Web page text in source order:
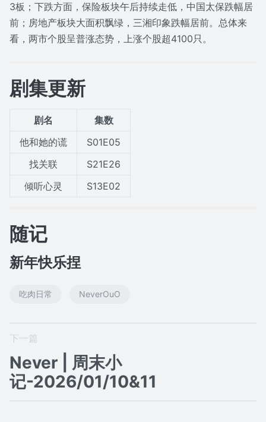
3板；下跌方面，保险板块午后持续走低，中国太保跌幅居
前；房地产板块大面积飘绿，三湘印象跌幅居前。总体来
看，两市个股呈普涨态势，上涨个股超4100只。
剧集更新
剧名
集数
他和她的谎
S01E05
找关联
S21E26
倾听心灵
S13E02
随记
新年快乐捏
吃肉日常 NeverOuO
下一篇
Never | 周末小
记-2026/01/10&11